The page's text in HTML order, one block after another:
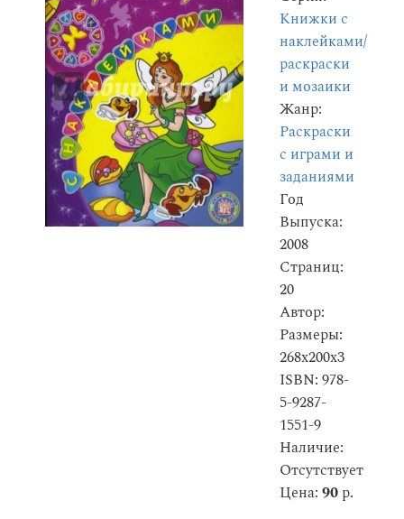
Книжки с
наклейками/
раскраски
и мозаики
Жанр:
Раскраски
с играми и
заданиями
Год
Выпуска:
2008
Страниц:
20
Автор:
Размеры:
268x200x3
ISBN: 978-
5-9287-
1551-9
Наличие:
Отсутствует
Цена: 90 р.